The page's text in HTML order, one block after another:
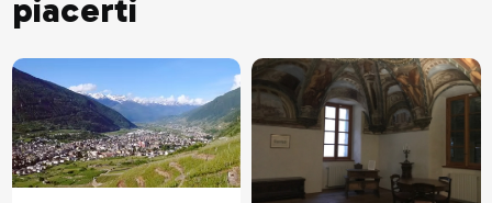
piacerti